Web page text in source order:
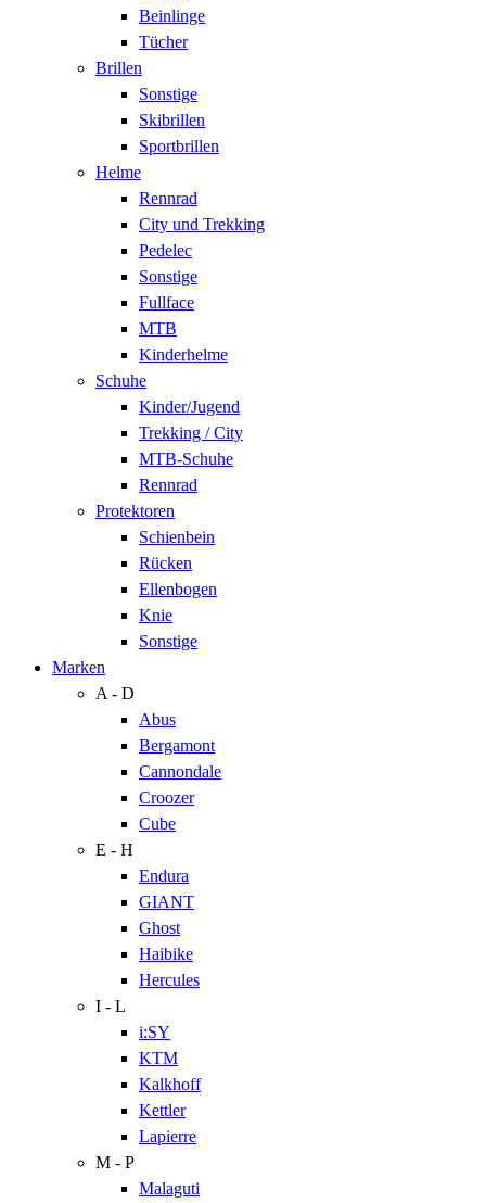
Beinlinge
Tücher
Brillen
Sonstige
Skibrillen
Sportbrillen
Helme
Rennrad
City und Trekking
Pedelec
Sonstige
Fullface
MTB
Kinderhelme
Schuhe
Kinder/Jugend
Trekking / City
MTB-Schuhe
Rennrad
Protektoren
Schienbein
Rücken
Ellenbogen
Knie
Sonstige
Marken
A - D
Abus
Bergamont
Cannondale
Croozer
Cube
E - H
Endura
GIANT
Ghost
Haibike
Hercules
I - L
i:SY
KTM
Kalkhoff
Kettler
Lapierre
M - P
Malaguti